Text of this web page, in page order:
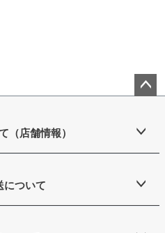
ップ
（店舗情報）
について